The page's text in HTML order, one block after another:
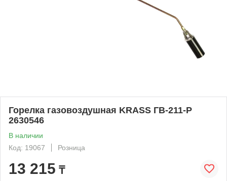
Горелка газовоздушная KRASS ГВ-211-P
2630546
В наличии
Код: 19067
Розница
13 215 ₸